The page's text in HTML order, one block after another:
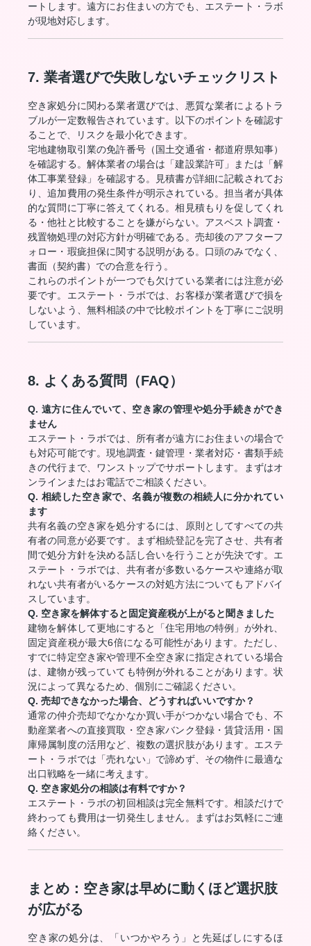
ートします。遠方にお住まいの方でも、エステート・ラボ
が現地対応します。
7. 業者選びで失敗しないチェックリスト
空き家処分に関わる業者選びでは、悪質な業者によるトラ
ブルが一定数報告されています。以下のポイントを確認す
ることで、リスクを最小化できます。
宅地建物取引業の免許番号（国土交通省・都道府県知事）
を確認する。解体業者の場合は「建設業許可」または「解
体工事業登録」を確認する。見積書が詳細に記載されてお
り、追加費用の発生条件が明示されている。担当者が具体
的な質問に丁寧に答えてくれる。相見積もりを促してくれ
る・他社と比較することを嫌がらない。アスベスト調査・
残置物処理の対応方針が明確である。売却後のアフターフ
ォロー・瑕疵担保に関する説明がある。口頭のみでなく、
書面（契約書）での合意を行う。
これらのポイントが一つでも欠けている業者には注意が必
要です。エステート・ラボでは、お客様が業者選びで損を
しないよう、無料相談の中で比較ポイントを丁寧にご説明
しています。
8. よくある質問（FAQ）
Q. 遠方に住んでいて、空き家の管理や処分手続きができ
ません
エステート・ラボでは、所有者が遠方にお住まいの場合で
も対応可能です。現地調査・鍵管理・業者対応・書類手続
きの代行まで、ワンストップでサポートします。まずはオ
ンラインまたはお電話でご相談ください。
Q. 相続した空き家で、名義が複数の相続人に分かれてい
ます
共有名義の空き家を処分するには、原則としてすべての共
有者の同意が必要です。まず相続登記を完了させ、共有者
間で処分方針を決める話し合いを行うことが先決です。エ
ステート・ラボでは、共有者が多数いるケースや連絡が取
れない共有者がいるケースの対処方法についてもアドバイ
スしています。
Q. 空き家を解体すると固定資産税が上がると聞きました
建物を解体して更地にすると「住宅用地の特例」が外れ、
固定資産税が最大6倍になる可能性があります。ただし、
すでに特定空き家や管理不全空き家に指定されている場合
は、建物が残っていても特例が外れることがあります。状
況によって異なるため、個別にご確認ください。
Q. 売却できなかった場合、どうすればいいですか？
通常の仲介売却でなかなか買い手がつかない場合でも、不
動産業者への直接買取・空き家バンク登録・賃貸活用・国
庫帰属制度の活用など、複数の選択肢があります。エステ
ート・ラボでは「売れない」で諦めず、その物件に最適な
出口戦略を一緒に考えます。
Q. 空き家処分の相談は有料ですか？
エステート・ラボの初回相談は完全無料です。相談だけで
終わっても費用は一切発生しません。まずはお気軽にご連
絡ください。
まとめ：空き家は早めに動くほど選択肢
が広がる
空き家の処分は、「いつかやろう」と先延ばしにするほ